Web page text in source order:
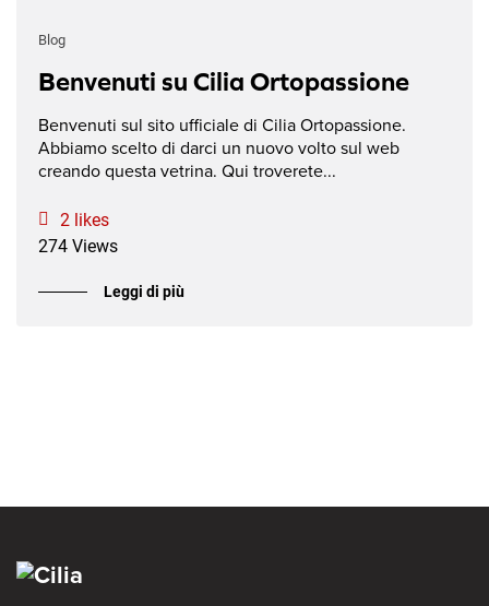
Blog
Benvenuti su Cilia Ortopassione
Benvenuti sul sito ufficiale di Cilia Ortopassione.
Abbiamo scelto di darci un nuovo volto sul web
creando questa vetrina. Qui troverete...
2 likes
274 Views
Leggi di più